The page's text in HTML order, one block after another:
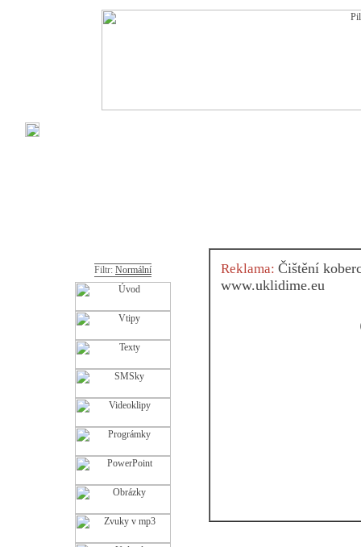
Filtr: Normální Reklama: Čištění
www.uklidime.eu